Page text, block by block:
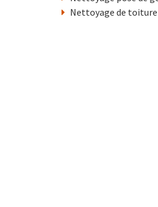
Nettoyage de